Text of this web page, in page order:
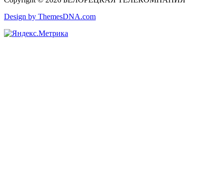
Design by ThemesDNA.com